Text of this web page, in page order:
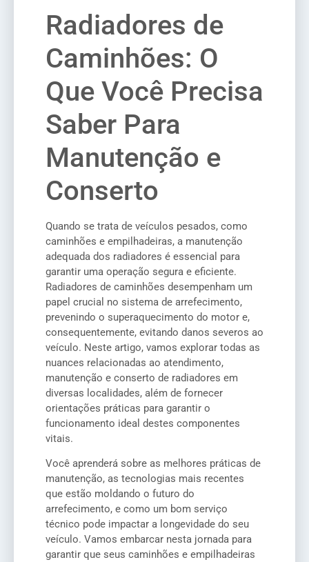
Radiadores de
Caminhões: O
Que Você Precisa
Saber Para
Manutenção e
Conserto
Quando se trata de veículos pesados, como
caminhões e empilhadeiras, a manutenção
adequada dos radiadores é essencial para
garantir uma operação segura e eficiente.
Radiadores de caminhões desempenham um
papel crucial no sistema de arrefecimento,
prevenindo o superaquecimento do motor e,
consequentemente, evitando danos severos ao
veículo. Neste artigo, vamos explorar todas as
nuances relacionadas ao atendimento,
manutenção e conserto de radiadores em
diversas localidades, além de fornecer
orientações práticas para garantir o
funcionamento ideal destes componentes
vitais.
Você aprenderá sobre as melhores práticas de
manutenção, as tecnologias mais recentes
que estão moldando o futuro do
arrefecimento, e como um bom serviço
técnico pode impactar a longevidade do seu
veículo. Vamos embarcar nesta jornada para
garantir que seus caminhões e empilhadeiras